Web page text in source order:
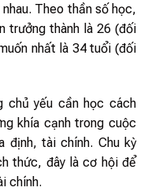
Theo thần số học,
trưởng thành là 26 (đối
nhất là 34 tuổi (đối
chủ yếu cần học cách
khía cạnh trong cuộc
định, tài chính. Chu kỳ
thức, đây là cơ hội để
chính.